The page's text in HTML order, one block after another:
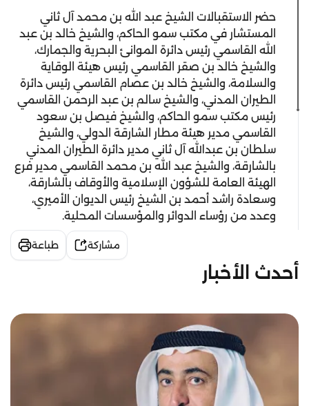
حضر الاستقبالات الشيخ عبد الله بن محمد آل ثاني
المستشار في مكتب سمو الحاكم، والشيخ خالد بن عبد
الله القاسمي رئيس دائرة الموانئ البحرية والجمارك،
والشيخ خالد بن صقر القاسمي رئيس هيئة الوقاية
والسلامة، والشيخ خالد بن عصام القاسمي رئيس دائرة
الطيران المدني، والشيخ سالم بن عبد الرحمن القاسمي
رئيس مكتب سمو الحاكم، والشيخ فيصل بن سعود
القاسمي مدير هيئة مطار الشارقة الدولي، والشيخ
سلطان بن عبدالله آل ثاني مدير دائرة الطيران المدني
بالشارقة، والشيخ عبد الله بن محمد القاسمي مدير فرع
الهيئة العامة للشؤون الإسلامية والأوقاف بالشارقة،
وسعادة راشد أحمد بن الشيخ رئيس الديوان الأميري،
وعدد من رؤساء الدوائر والمؤسسات المحلية.
مشاركة طباعة
أحدث الأخبار